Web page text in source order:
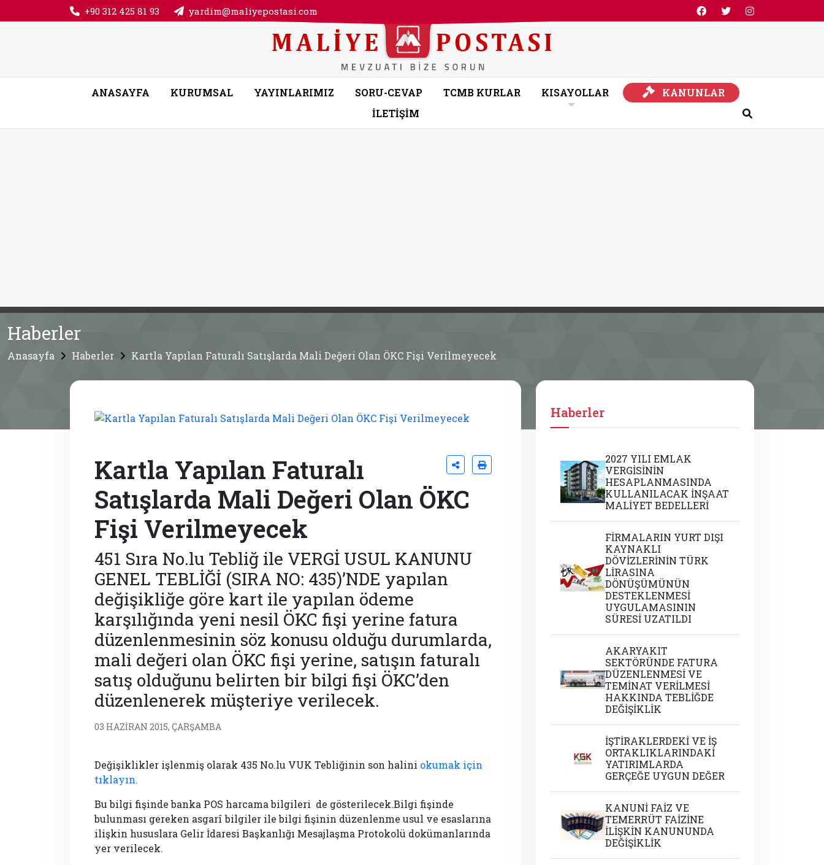
+90 312 425 81 93 yardim@maliyepostasi.com
ANASAYFA KURUMSAL YAYINLARIMIZ SORU-CEVAP TCMB KURLAR KISAYOLLAR KANUNLAR
KANUNLAR
İLETİŞİM
Haberler
Anasayfa Haberler Kartla Yapılan Faturalı Satışlarda Mali Değeri Olan ÖKC Fişi Verilmeyecek
Kartla Yapılan Faturalı
Satışlarda Mali Değeri Olan ÖKC
Fişi Verilmeyecek
451 Sıra No.lu Tebliğ ile VERGİ USUL KANUNU
GENEL TEBLİĞİ (SIRA NO: 435)’NDE yapılan
değişikliğe göre kart ile yapılan ödeme
karşılığında yeni nesil ÖKC fişi yerine fatura
düzenlenmesinin söz konusu olduğu durumlarda,
mali değeri olan ÖKC fişi yerine, satışın faturalı
satış olduğunu belirten bir bilgi fişi ÖKC’den
düzenlenerek müşteriye verilecek.
03 HAZIRAN 2015, ÇARŞAMBA
Değişiklikler işlenmiş olarak 435 No.lu VUK Tebliğinin son halini okumak için
tıklayın.
Bu bilgi fişinde banka POS harcama bilgileri de gösterilecek.Bilgi fişinde
bulunması gereken asgarî bilgiler ile bilgi fişinin düzenlenme usul ve esaslarına
ilişkin hususlara Gelir İdaresi Başkanlığı Mesajlaşma Protokolü dokümanlarında
yer verilecek.
Haberler
2027 YILI EMLAK
VERGİSİNİN
HESAPLANMASINDA
KULLANILACAK İNŞAAT
MALİYET BEDELLERİ
FİRMALARIN YURT DIŞI
KAYNAKLI
DÖVİZLERİNİN TÜRK
LİRASINA
DÖNÜŞÜMÜNÜN
DESTEKLENMESİ
UYGULAMASININ
SÜRESİ UZATILDI
AKARYAKIT
SEKTÖRÜNDE FATURA
DÜZENLENMESİ VE
TEMİNAT VERİLMESİ
HAKKINDA TEBLİĞDE
DEĞİŞİKLİK
İŞTİRAKLERDEKİ VE İŞ
ORTAKLIKLARINDAKİ
YATIRIMLARDA
GERÇEĞE UYGUN DEĞER
KANUNİ FAİZ VE
TEMERRÜT FAİZİNE
İLİŞKİN KANUNUNDA
DEĞİŞİKLİK